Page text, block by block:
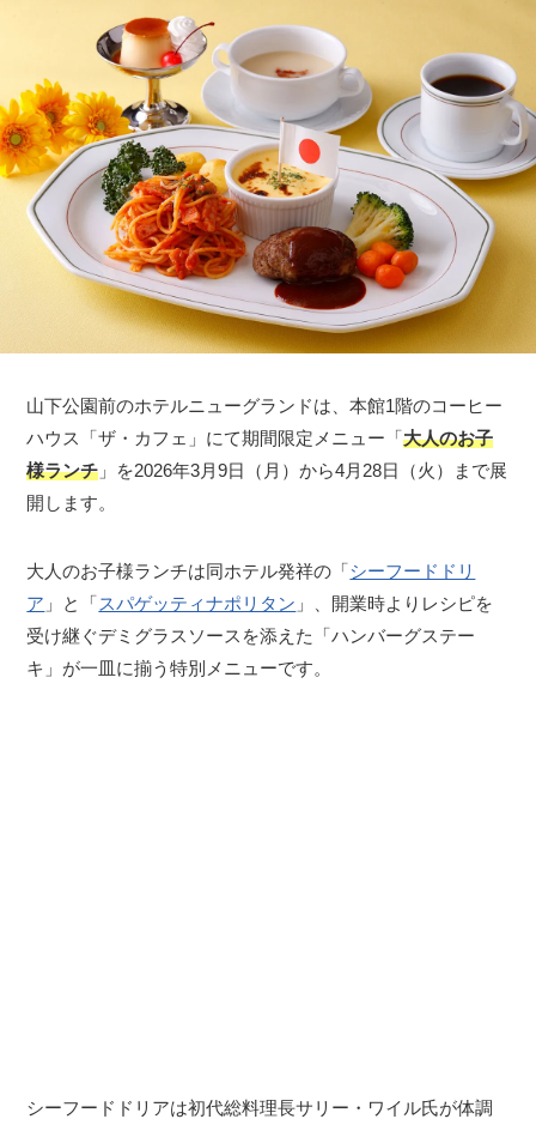
山下公園前のホテルニューグランドは、本館1階のコーヒー
ハウス「ザ・カフェ」にて期間限定メニュー「大人のお子
様ランチ 」を2026年3月9日（月）から4月28日（火）まで展
開します。
大人のお子様ランチは同ホテル発祥の「シーフードドリ
ア 」と「スパゲッティナポリタン 」、開業時よりレシピを
受け継ぐデミグラスソースを添えた「ハンバーグステー
キ」が一皿に揃う特別メニューです。
シーフードドリアは初代総料理長サリー・ワイル氏が体調